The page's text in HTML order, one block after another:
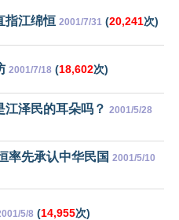
指江绵恒 2001/7/31 (20,241次)
2001/7/18 (18,602次)
泽民的耳朵吗？ 2001/5/28
率先承认中华民国 2001/5/10
5/8 (14,955次)